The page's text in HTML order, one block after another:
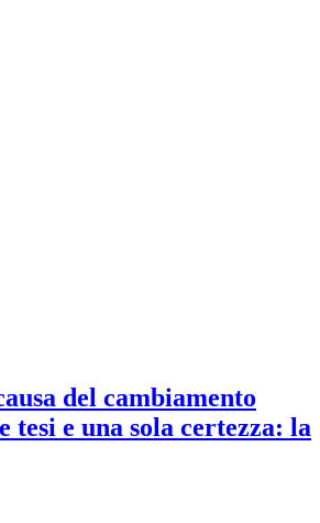
del cambiamento
tesi e una sola certezza: la